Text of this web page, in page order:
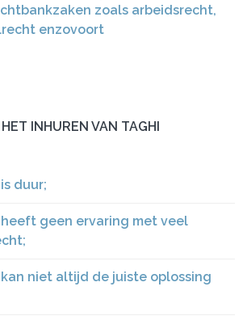
zoals arbeidsrecht,
enzovoort
INHUREN VAN TAGHI
duur;
geen ervaring met veel
niet altijd de juiste oplossing